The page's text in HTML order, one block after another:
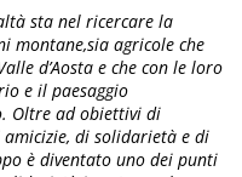
sta nel ricercare la
montane,sia agricole che
d’Aosta e che con le loro
e il paesaggio
Oltre ad obiettivi di
di solidarietà e di
è diventato uno dei punti